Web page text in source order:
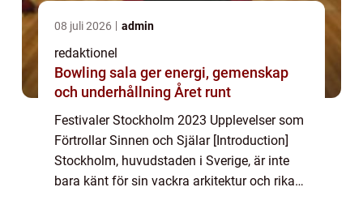
08 juli 2026 admin
redaktionel
Bowling sala ger energi, gemenskap
och underhållning Året runt
Festivaler Stockholm 2023 Upplevelser som
Förtrollar Sinnen och Själar [Introduction]
Stockholm, huvudstaden i Sverige, är inte
bara känt för sin vackra arkitektur och rika